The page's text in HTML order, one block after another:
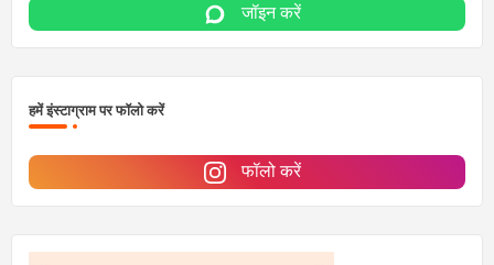
जॉइन करें
हमें इंस्टाग्राम पर फॉलो करें
फॉलो करें